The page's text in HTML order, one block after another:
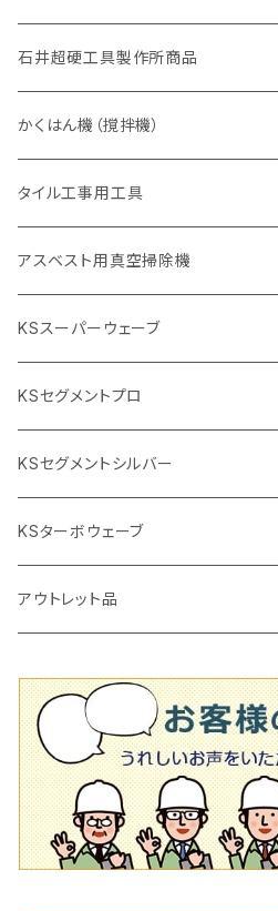
セグメント（特殊凸凹加工チップ
一般道路カッター用
埋設鋳鉄管工事対応タイプ
セグメントタイプ
セグメント（特殊凸凹加工チップ
アスファルト切断用
一般道路カッター用
一般道路カッター用
355mm（14インチ）
305mm（12インチ）
355mm（14インチ）
非金属用
305mm（12インチ）
355mm（14インチ）
石井超硬工具製作所商品
押し切り（タイル切断機）
本体
電動切断機
本体
ダイヤモンドホイール
ブリック＆ブロック用切断機
穴あけ用工具
タイルニッパー
プロ用鏝（こて）
吸着盤
その他
タイル針
かくはん機（撹拌機）
本体
低速回転
高速回転
付属品
撹拌羽根
撹拌軸
タイル工事用工具
手動工具
押し切り（手動切断機
押し切り替え刃（手動切断機替え刃
タイル針
その他
電動工具
電動切断機
タイルパッチ（ビブラート
アスベスト用真空掃除機
KSスーパーウェーブ
105mm（4インチ）
125ｍｍ（5インチ）
KSセグメントプロ
105mm（4インチ）
通常品
ビス穴付き
125mm（5インチ）
通常品
オフセットタイプ（ハットタイプ
150ｍｍ（6インチ）
205ｍｍ（8インチ）
230mm（9インチ）
KSセグメントシルバー
105mm（4インチ）
125mm（5インチ）
180mm（7インチ）
205mm（8インチ）
230mm（9インチ）
KSターボウェーブ
105mm（4インチ）
150ｍｍ（6インチ）
180ｍｍ（7インチ）
205mm（8インチ）
アウトレット品